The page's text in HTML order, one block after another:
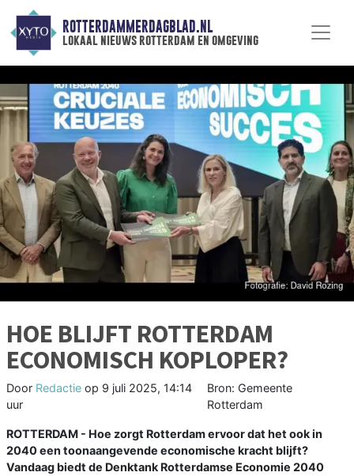
ROTTERDAMMERDAGBLAD.NL
lokaal nieuws rotterdam en omgeving
HOE BLIJFT ROTTERDAM
ECONOMISCH KOPLOPER?
Door Redactie op 9 juli 2025, 14:14
uur
Bron: Gemeente
Rotterdam
ROTTERDAM - Hoe zorgt Rotterdam ervoor dat het ook in
2040 een toonaangevende economische kracht blijft?
Vandaag biedt de Denktank Rotterdamse Economie 2040